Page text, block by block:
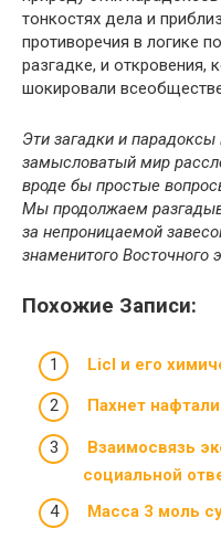
тонкостях дела и
противоречия в логике
разгадке, и откровения,
шокировали
Эти загадки и
замысловатый мир
вроде бы простые
Мы продолжаем
за непроницаемой
знаменитого Восточного
Похожие Записи:
Licl и его
Пахнет
Взаимосвязь
социальной
Масса 3 моль